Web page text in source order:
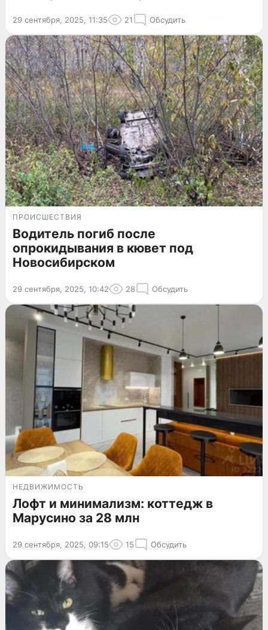
29 сентября, 2025, 11:35 21 Обсудить
ПРОИСШЕСТВИЯ
Водитель погиб после
опрокидывания в кювет под
Новосибирском
29 сентября, 2025, 10:42 28 Обсудить
НЕДВИЖИМОСТЬ
Лофт и минимализм: коттедж в
Марусино за 28 млн
29 сентября, 2025, 09:15 15 Обсудить